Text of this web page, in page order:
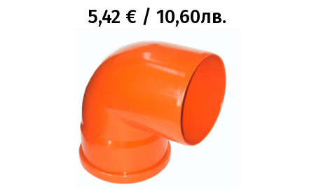
5,42 € / 10,60лв.